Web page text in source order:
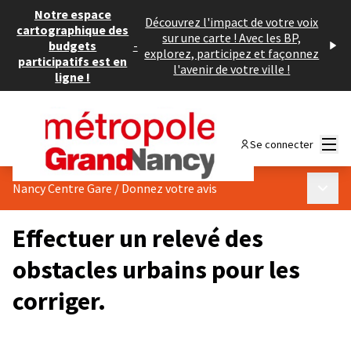
Notre espace
cartographique des
budgets
participatifs est en
ligne !
-
Découvrez l'impact de votre voix
sur une carte ! Avec les BP,
explorez, participez et façonnez
l'avenir de votre ville !
Se connecter
Nancy Centre Gare / Donnez votre avis
Effectuer un relevé des
obstacles urbains pour les
corriger.